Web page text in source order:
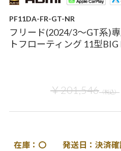
PF11DA-FR-GT-NR
フリード(2024/3～GT系)
トフローティング 11型
￥201,546（税込）
在庫：〇 発送日：決済確